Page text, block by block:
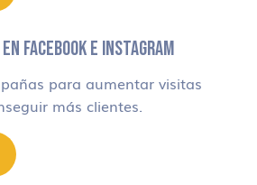
FACEBOOK E INSTAGRAM
para aumentar visitas
más clientes.